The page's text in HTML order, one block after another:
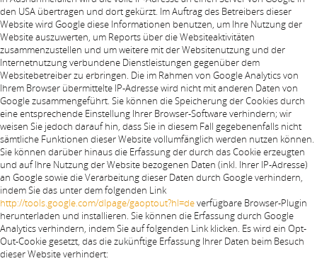
den USA übertragen und dort gekürzt. Im Auftrag des Betreibers dieser
Website wird Google diese Informationen benutzen, um Ihre Nutzung der
Website auszuwerten, um Reports über die Websiteaktivitäten
zusammenzustellen und um weitere mit der Websitenutzung und der
Internetnutzung verbundene Dienstleistungen gegenüber dem
Websitebetreiber zu erbringen. Die im Rahmen von Google Analytics von
Ihrem Browser übermittelte IP-Adresse wird nicht mit anderen Daten von
Google zusammengeführt. Sie können die Speicherung der Cookies durch
eine entsprechende Einstellung Ihrer Browser-Software verhindern; wir
weisen Sie jedoch darauf hin, dass Sie in diesem Fall gegebenenfalls nicht
sämtliche Funktionen dieser Website vollumfänglich werden nutzen können.
Sie können darüber hinaus die Erfassung der durch das Cookie erzeugten
und auf Ihre Nutzung der Website bezogenen Daten (inkl. Ihrer IP-Adresse)
an Google sowie die Verarbeitung dieser Daten durch Google verhindern,
indem Sie das unter dem folgenden Link
http://tools.google.com/dlpage/gaoptout?hl=deverfügbare Browser-Plugin
herunterladen und installieren. Sie können die Erfassung durch Google
Analytics verhindern, indem Sie auf folgenden Link klicken. Es wird ein Opt-
Out-Cookie gesetzt, das die zukünftige Erfassung Ihrer Daten beim Besuch
dieser Website verhindert: